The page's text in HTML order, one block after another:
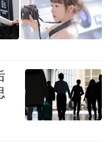
the videos,
and posted
is a social media
storage